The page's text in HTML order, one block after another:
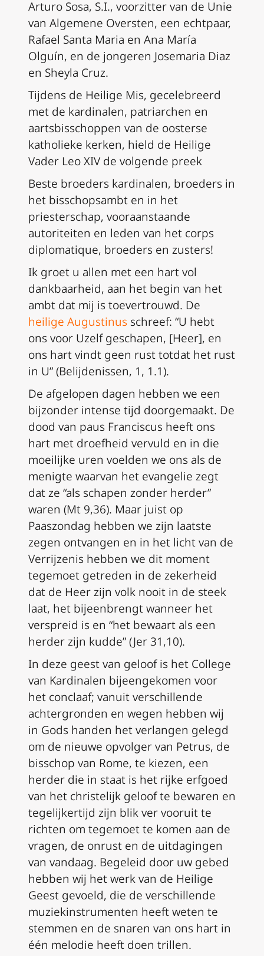
Arturo Sosa, S.I., voorzitter van de Unie
van Algemene Oversten, een echtpaar,
Rafael Santa Maria en Ana María
Olguín, en de jongeren Josemaria Diaz
en Sheyla Cruz.
Tijdens de Heilige Mis, gecelebreerd
met de kardinalen, patriarchen en
aartsbisschoppen van de oosterse
katholieke kerken, hield de Heilige
Vader Leo XIV de volgende preek
Beste broeders kardinalen, broeders in
het bisschopsambt en in het
priesterschap, vooraanstaande
autoriteiten en leden van het corps
diplomatique, broeders en zusters!
Ik groet u allen met een hart vol
dankbaarheid, aan het begin van het
ambt dat mij is toevertrouwd. De
heilige Augustinus schreef: “U hebt
ons voor Uzelf geschapen, [Heer], en
ons hart vindt geen rust totdat het rust
in U” (Belijdenissen, 1, 1.1).
De afgelopen dagen hebben we een
bijzonder intense tijd doorgemaakt. De
dood van paus Franciscus heeft ons
hart met droefheid vervuld en in die
moeilijke uren voelden we ons als de
menigte waarvan het evangelie zegt
dat ze “als schapen zonder herder”
waren (Mt 9,36). Maar juist op
Paaszondag hebben we zijn laatste
zegen ontvangen en in het licht van de
Verrijzenis hebben we dit moment
tegemoet getreden in de zekerheid
dat de Heer zijn volk nooit in de steek
laat, het bijeenbrengt wanneer het
verspreid is en “het bewaart als een
herder zijn kudde” (Jer 31,10).
In deze geest van geloof is het College
van Kardinalen bijeengekomen voor
het conclaaf; vanuit verschillende
achtergronden en wegen hebben wij
in Gods handen het verlangen gelegd
om de nieuwe opvolger van Petrus, de
bisschop van Rome, te kiezen, een
herder die in staat is het rijke erfgoed
van het christelijk geloof te bewaren en
tegelijkertijd zijn blik ver vooruit te
richten om tegemoet te komen aan de
vragen, de onrust en de uitdagingen
van vandaag. Begeleid door uw gebed
hebben wij het werk van de Heilige
Geest gevoeld, die de verschillende
muziekinstrumenten heeft weten te
stemmen en de snaren van ons hart in
één melodie heeft doen trillen.